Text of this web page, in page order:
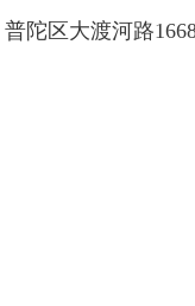
陀区大渡河路